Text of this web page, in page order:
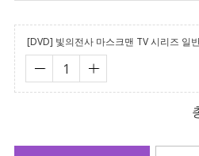
[DVD] 빛의전사 마스크맨 TV 시리즈 일